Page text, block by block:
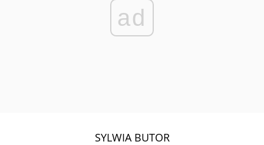
ad
SYLWIA BUTOR